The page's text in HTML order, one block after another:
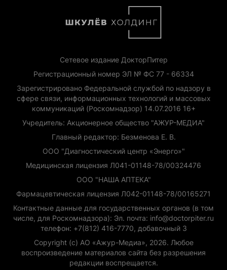
Сетевое издание ДокторПитер
Регистрационный номер ЭЛ № ФС 77 - 66334
Зарегистрировано Федеральной службой по надзору в
сфере связи, информационных технологий и массовых
коммуникаций (Роскомнадзор) 14.07.2016 16+
Учредитель: Акционерное общество "АЖУР-МЕДИА"
Главный редактор: Безменова Е. В.
ООО "Диагностический центр «Энерго»"
Медицинская лицензия Л041-01148-78/00324476
ООО "НАША АПТЕКА"
Фармацевтическая лицензия Л042-01148-78/00165271
Контактные данные для государственных органов (в том
числе, для Роскомнадзора): Эл. почта: info@doctorpiter.ru
телефон: +7(812) 416-7770, добавочный 3
Copyright (с) АО «Ажур-Медиа», 2026. Любое
воспроизведение материалов сайта без разрешения
редакции воспрещается.